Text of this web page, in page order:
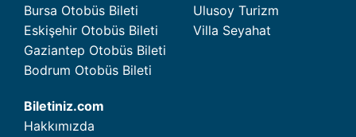
Bursa Otobüs Bileti
Eskişehir Otobüs Bileti
Gaziantep Otobüs Bileti
Bodrum Otobüs Bileti
Ulusoy Turizm
Villa Seyahat
Biletiniz.com
Hakkımızda